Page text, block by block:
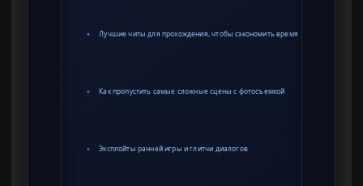
✦ Лучшие читы для прохождения, чтобы сэкономить время
✦ Как пропустить самые сложные сцены с фотосъемкой
✦ Эксплойты ранней игры и глитчи диалогов